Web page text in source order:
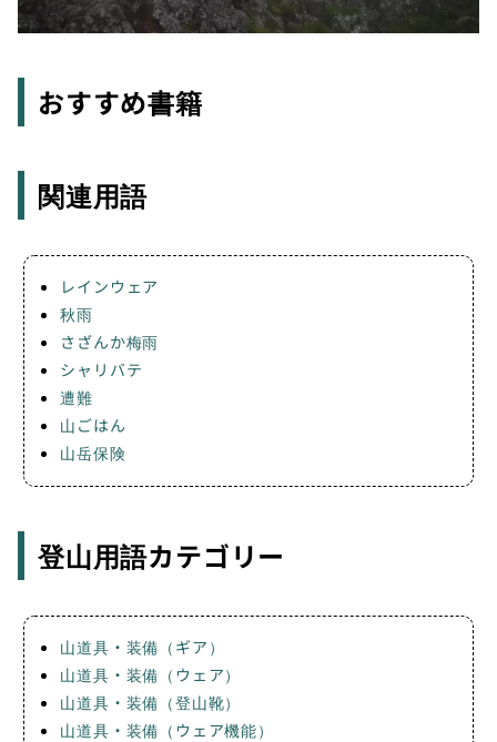
おすすめ書籍
関連用語
レインウェア
秋雨
さざんか梅雨
シャリバテ
遭難
山ごはん
山岳保険
登山用語カテゴリー
山道具・装備（ギア）
山道具・装備（ウェア）
山道具・装備（登山靴）
山道具・装備（ウェア機能）